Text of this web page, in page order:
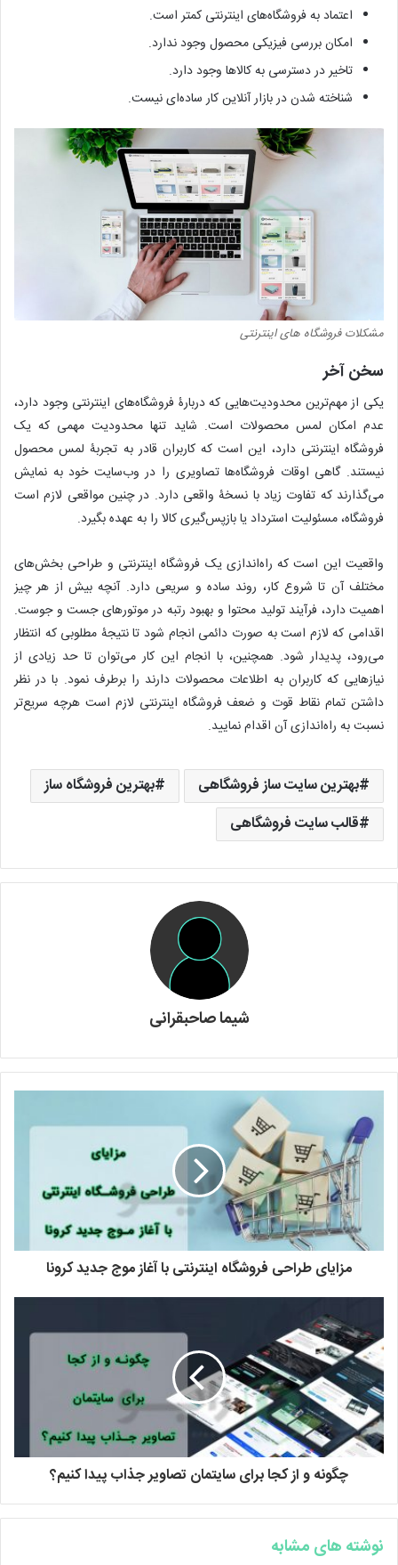
اعتماد به فروشگاه‌های اینترنتی کمتر است.
امکان بررسی فیزیکی محصول وجود ندارد.
تاخیر در دسترسی به کالاها وجود دارد.
شناخته شدن در بازار آنلاین کار ساده‌ای نیست.
مشکلات فروشگاه های اینترنتی
سخن آخر
یکی از مهم‌ترین محدودیت‌هایی که دربارۀ فروشگاه‌های اینترنتی وجود دارد،
عدم امکان لمس محصولات است. شاید تنها محدودیت مهمی که یک
فروشگاه اینترنتی دارد، این است که کاربران قادر به تجربۀ لمس محصول
نیستند. گاهی اوقات فروشگاه‌ها تصاویری را در وب‌سایت خود به نمایش
می‌گذارند که تفاوت زیاد با نسخۀ واقعی دارد. در چنین مواقعی لازم است
فروشگاه، مسئولیت استرداد یا باز‌پس‌گیری کالا را به عهده بگیرد.
واقعیت این است که راه‌اندازی یک فروشگاه اینترنتی و طراحی بخش‌های
مختلف آن تا شروع کار، روند ساده‌ و سریعی دارد. آنچه بیش از هر چیز
اهمیت دارد، فرآیند تولید محتوا و بهبود رتبه در موتورهای جست و جوست.
اقدامی که لازم است به صورت دائمی انجام شود تا نتیجۀ مطلوبی که انتظار
می‌رود، پدیدار شود. همچنین، با انجام این کار می‌توان تا حد زیادی از
نیازهایی که کاربران به اطلاعات محصولات دارند را برطرف نمود. با در نظر
داشتن تمام نقاط قوت و ضعف فروشگاه اینترنتی لازم است هرچه سریع‌تر
نسبت به راه‌اندازی آن اقدام نمایید.
بهترین سایت ساز فروشگاهی
بهترین فروشگاه ساز
قالب سایت فروشگاهی
شیما صاحبقرانی
مزایای طراحی فروشگاه اینترنتی با آغاز موج جدید کرونا
چگونه و از کجا برای سایتمان تصاویر جذاب پیدا کنیم؟
نوشته های مشابه